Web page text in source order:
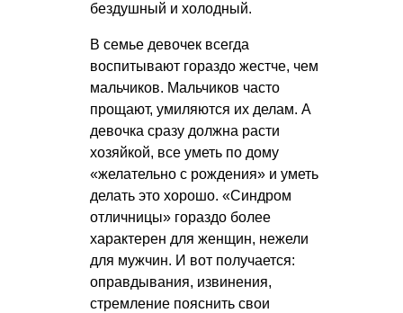
бездушный и холодный.
В семье девочек всегда
воспитывают гораздо жестче, чем
мальчиков. Мальчиков часто
прощают, умиляются их делам. А
девочка сразу должна расти
хозяйкой, все уметь по дому
«желательно с рождения» и уметь
делать это хорошо. «Синдром
отличницы» гораздо более
характерен для женщин, нежели
для мужчин. И вот получается:
оправдывания, извинения,
стремление пояснить свои